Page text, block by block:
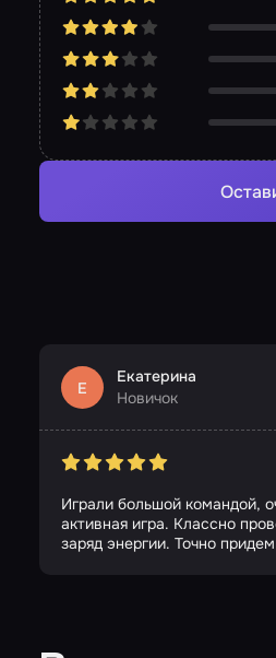
Е
Екатерина
Новичок
Играли большой командой,
активная игра. Классно
заряд энергии. Точно